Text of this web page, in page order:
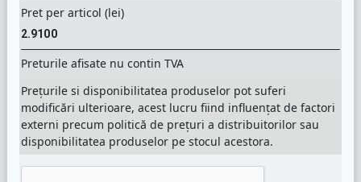
Pret per articol (lei)
Preturile afisate nu contin TVA
Prețurile si disponibilitatea produselor pot suferi
modificări ulterioare, acest lucru fiind influențat de factori
externi precum politică de prețuri a distribuitorilor sau
disponibilitatea produselor pe stocul acestora.